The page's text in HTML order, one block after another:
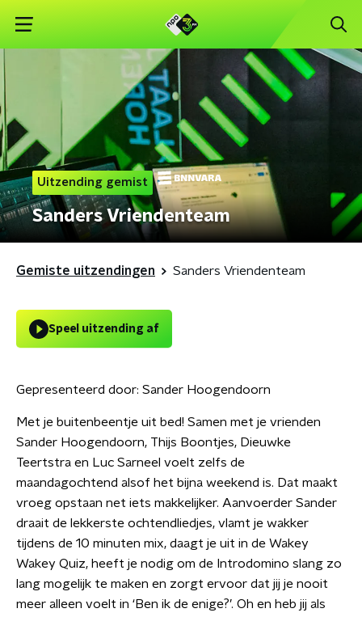
Uitzending gemist
Sanders Vriendenteam
Gemiste uitzendingen Sanders Vriendenteam
Speel uitzending af
Gepresenteerd door: Sander Hoogendoorn
Met je buitenbeentje uit bed! Samen met je vrienden
Sander Hoogendoorn, Thijs Boontjes, Dieuwke
Teertstra en Luc Sarneel voelt zelfs de
maandagochtend alsof het bijna weekend is. Dat maakt
vroeg opstaan net iets makkelijker. Aanvoerder Sander
draait de lekkerste ochtendliedjes, vlamt je wakker
tijdens de 10 minuten mix, daagt je uit in de Wakey
Wakey Quiz, heeft je nodig om de Introdomino slang zo
lang mogelijk te maken en zorgt ervoor dat jij je nooit
meer alleen voelt in ‘Ben ik de enige?’. Oh en heb jij als